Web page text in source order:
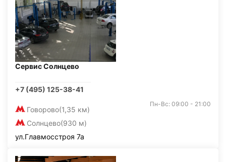
Сервис Солнцево
+7 (495) 125-38-41
Говорово(1,35 км)
Солнцево(930 м)
Пн-Вс: 09:00 - 21:00
ул.Главмосстроя 7а